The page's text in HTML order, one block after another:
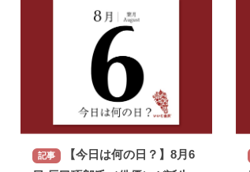
記事
【今日は何の日？】8月6